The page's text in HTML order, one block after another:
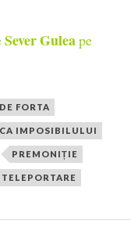
Sever Guleape
FORTA
IMPOSIBILULUI
PREMONIȚIE
TELEPORTARE